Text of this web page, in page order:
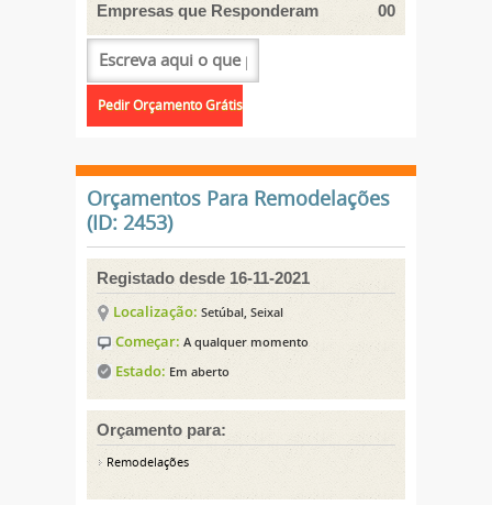
Empresas que Responderam 00
Orçamentos Para Remodelações
(ID: 2453)
Registado desde 16-11-2021
Localização: Setúbal, Seixal
Começar: A qualquer momento
Estado: Em aberto
Orçamento para:
Remodelações